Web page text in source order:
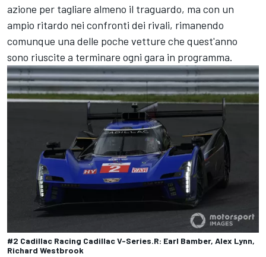
azione per tagliare almeno il traguardo, ma con un
ampio ritardo nei confronti dei rivali, rimanendo
comunque una delle poche vetture che quest'anno
sono riuscite a terminare ogni gara in programma.
#2 Cadillac Racing Cadillac V-Series.R: Earl Bamber, Alex Lynn,
Richard Westbrook